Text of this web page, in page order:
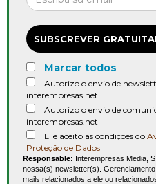
SUBSCREVER
Marcar todos
Autorizo o envio de
interempresas.net
Autorizo o envio de
interempresas.net
Li e aceito as condições do
Proteção de Dados
Responsable: Interempresas Media,
nossa(s) newsletter(s).
mails relacionados a ele ou